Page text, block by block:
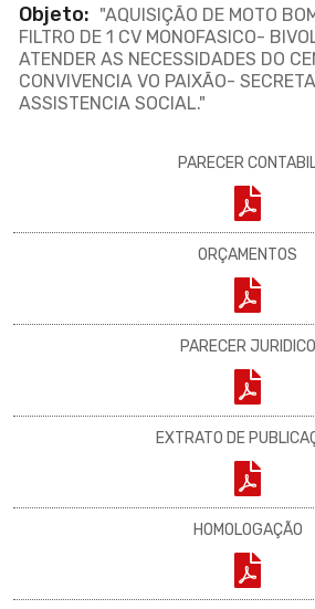
Objeto: "AQUISIÇÃO DE MOTO
FILTRO DE 1 CV MONOFASICO-
ATENDER AS NECESSIDADES DO
CONVIVENCIA VO PAIXÃO-
ASSISTENCIA SOCIAL."
PARECER
ORÇAMENTOS
PARECER JURIDICO
EXTRATO DE
HOMOLOGAÇÃO